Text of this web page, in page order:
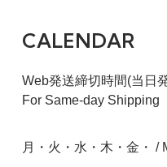
CALENDAR
Web発送締切時間(当日
For Same-day Shipping
月・火・水・木・金・ /